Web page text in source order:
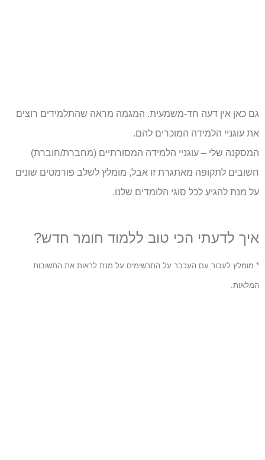
גם כאן אין דעה חד-משמעית. המגמה מראה שהתלמידים רוצים
את עוגניי הלמידה המוכרים להם.
המסקנה שלי – עוגניי הלמידה המסורתיים (מחברת/חוברת)
חשובים לתקופה מאתגרת זו אבל, מומלץ לשלב פורמטים שונים
על מנת להגיע לכל סוגי הלומדים שלנו.
איך לדעתי הכי טוב ללמוד חומר חדש?
* מומלץ לעבור עם העכבר על התרשימים על מנת לראות את התשובות
המלאות.